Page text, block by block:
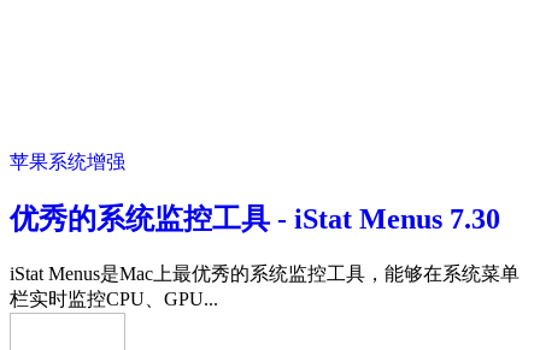
苹果系统增强
优秀的系统监控工具 - iStat Menus 7.30
iStat Menus是Mac上最优秀的系统监控工具，能够在系统菜单
栏实时监控CPU、GPU...